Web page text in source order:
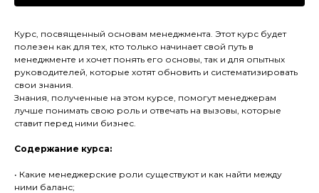
Курс, посвященный основам менеджмента. Этот курс будет
полезен как для тех, кто только начинает свой путь в
менеджменте и хочет понять его основы, так и для опытных
руководителей, которые хотят обновить и систематизировать
свои знания.
Знания, полученные на этом курсе, помогут менеджерам
лучше понимать свою роль и отвечать на вызовы, которые
ставит перед ними бизнес.
Содержание курса:
• Какие менеджерские роли существуют и как найти между
ними баланс;